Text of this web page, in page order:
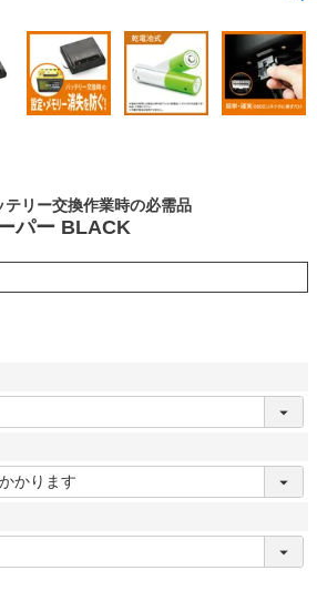
リー交換作業時の必需品
パー BLACK